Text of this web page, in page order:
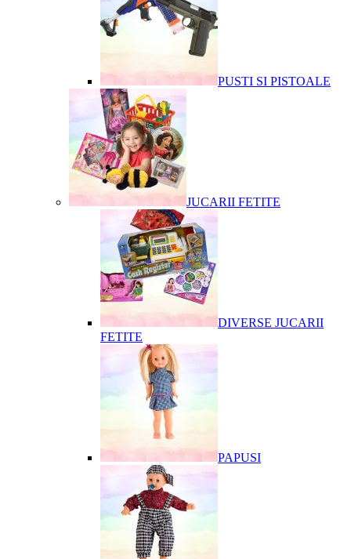
PUSTI SI PISTOALE
JUCARII FETITE
DIVERSE JUCARII
FETITE
PAPUSI